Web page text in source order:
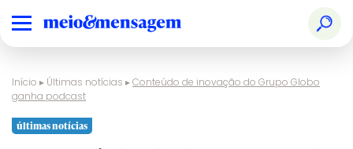
Início ▸ Últimas notícias ▸Conteúdo de inovação do Grupo Globo
ganha podcast
últimas notícias